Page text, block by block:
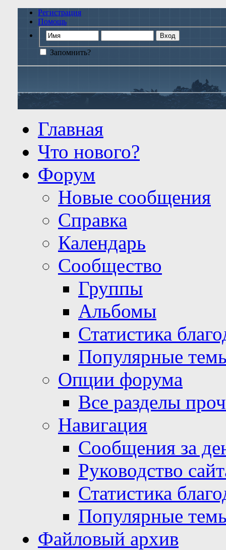
Регистрация
Помощь
Запомнить?
Главная
Что нового?
Форум
Новые сообщения
Справка
Календарь
Сообщество
Группы
Альбомы
Статистика
Популярные
Опции форума
Все разделы
Навигация
Сообщения за
Руководство
Статистика
Популярные
Файловый архив